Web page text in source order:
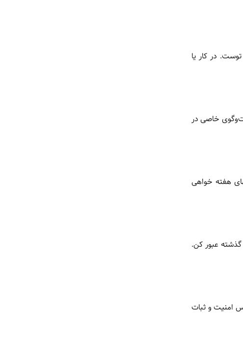
در کار یا
خاصی در
هفته خواهی
گذشته عبور کن.
امنیت و ثبات